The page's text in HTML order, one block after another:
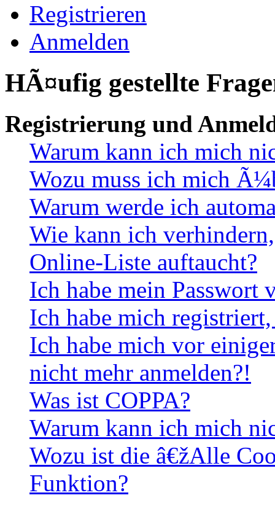
Registrieren
Anmelden
HÃ¤ufig gestellte
Registrierung und
Warum kann ich mich
Wozu muss ich mich
Warum werde ich
Wie kann ich
Online-Liste auftaucht?
Ich habe mein Passwort
Ich habe mich
Ich habe mich vor
nicht mehr anmelden?!
Was ist COPPA?
Warum kann ich mich
Wozu ist die â€žAlle
Funktion?